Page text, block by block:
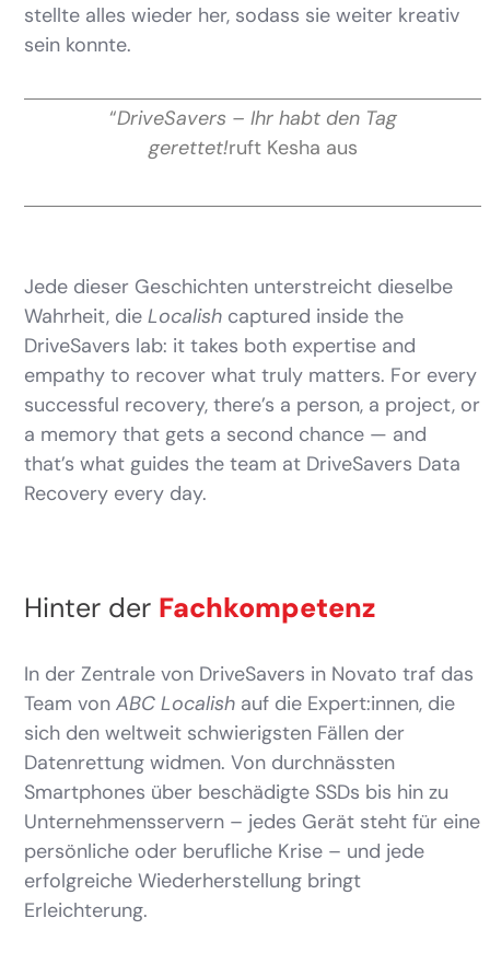
stellte alles wieder her, sodass sie weiter kreativ
sein konnte.
“DriveSavers – Ihr habt den Tag
gerettet!ruft Kesha aus
Jede dieser Geschichten unterstreicht dieselbe
Wahrheit, dieLocalish captured inside the
DriveSavers lab: it takes both expertise and
empathy to recover what truly matters. For every
successful recovery, there’s a person, a project, or
a memory that gets a second chance — and
that’s what guides the team at DriveSavers Data
Recovery every day.
Hinter der Fachkompetenz
In der Zentrale von DriveSavers in Novato traf das
Team vonABC Localish auf die Expert:innen, die
sich den weltweit schwierigsten Fällen der
Datenrettung widmen. Von durchnässten
Smartphones über beschädigte SSDs bis hin zu
Unternehmensservern – jedes Gerät steht für eine
persönliche oder berufliche Krise – und jede
erfolgreiche Wiederherstellung bringt
Erleichterung.